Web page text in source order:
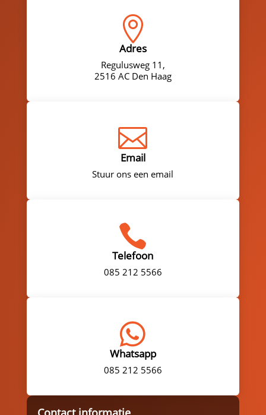

Adres
Regulusweg 11,
2516 AC Den Haag

Email
Stuur ons een email

Telefoon
085 212 5566

Whatsapp
085 212 5566